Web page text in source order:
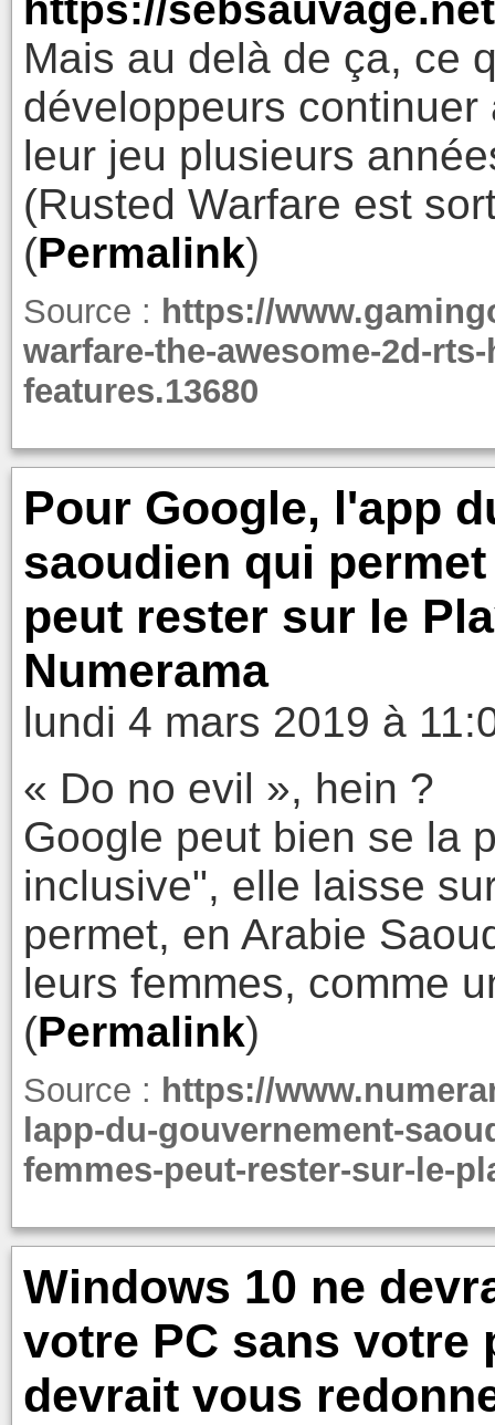
https://
Mais au delà de ça, ce
développeurs
leur jeu plusieurs
(Rusted Warfare est
(Permalink)
Source : https://
warfare-the-awesome-2d-
features.13680
Pour Google, l'app
saoudien qui
peut rester sur le
Numerama
lundi 4 mars 2019 à
« Do no evil », hein ?
Google peut bien se la
inclusive", elle laisse
permet, en Arabie
leurs femmes, comme
(Permalink)
Source : https://
lapp-du-gouvernement-
femmes-peut-rester-sur-le-
Windows 10 ne
votre PC sans
devrait vous